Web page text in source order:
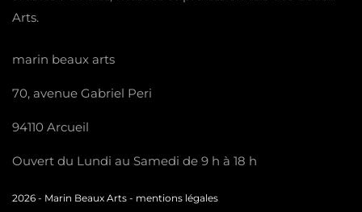
Arts.
marin beaux arts
70, avenue Gabriel Peri
94110 Arcueil
Ouvert du Lundi au Samedi de 9 h à 18 h
2026 - Marin Beaux Arts - mentions légales